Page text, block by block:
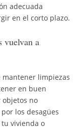
adecuada
en el corto plazo.
vuelvan a
mantener limpiezas
en buen
objetos no
los desagües
vivienda o